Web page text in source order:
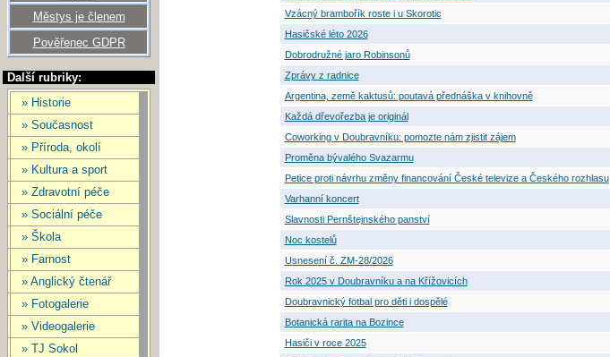
Městys je členem
Pověřenec GDPR
Další rubriky:
» Historie
» Současnost
» Příroda, okolí
» Kultura a sport
» Zdravotní péče
» Sociální péče
» Škola
» Farnost
» Anglický čtenář
» Fotogalerie
» Videogalerie
» TJ Sokol
Vzácný brambořík roste i u Skorotic
Hasičské léto 2026
Dobrodružné jaro Robinsonů
Zprávy z radnice
Argentina, země kaktusů: poutavá přednáška v knihovně
Každá dřevořezba je originál
Coworking v Doubravníku: pomozte nám zjistit zájem
Proměna bývalého Svazarmu
Petice proti návrhu změny financování České televize a Českého rozhlasu
Varhanní koncert
Slavnosti Pernštejnského panství
Noc kostelů
Usnesení č. ZM-28/2026
Rok 2025 v Doubravníku a na Křížovicích
Doubravnický fotbal pro děti i dospělé
Botanická rarita na Bozince
Hasiči v roce 2025